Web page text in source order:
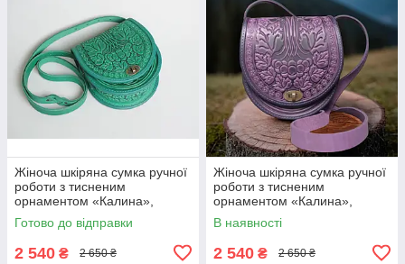
Жіноча шкіряна сумка ручної
роботи з тисненим
орнаментом «Калина»,
м'ятна сумка з натуральної
шкіри, 20*21*8 см
Готово до відправки
2 540 ₴ 2 650 ₴
Жіноча шкіряна сумка ручної
роботи з тисненим
орнаментом «Калина»,
фіолетова сумка з
натуральної шкіри, 20*21*8
В наявності
2 540 ₴ 2 650 ₴